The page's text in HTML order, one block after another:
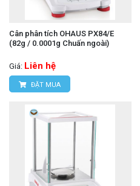
Cân phân tích OHAUS PX84/E
(82g / 0.0001g Chuấn ngoài)
Giá: Liên hệ
ĐẶT MUA